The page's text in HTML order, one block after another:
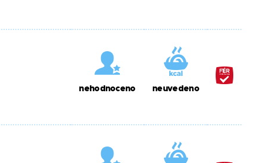
nehodnoceno neuvedeno